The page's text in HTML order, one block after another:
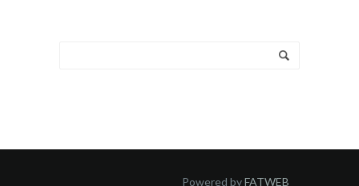
Powered byFATWEB